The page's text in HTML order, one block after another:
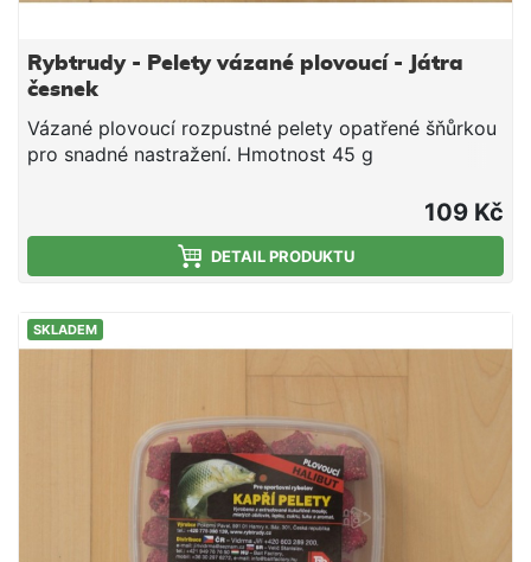
Rybtrudy - Pelety vázané plovoucí - Játra
česnek
Vázané plovoucí rozpustné pelety opatřené šňůrkou
pro snadné nastražení. Hmotnost 45 g
109 Kč
DETAIL PRODUKTU
SKLADEM